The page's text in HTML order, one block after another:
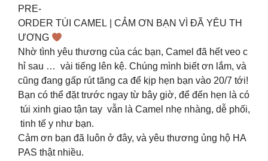
PRE-
ORDER TÚI CAMEL | CẢM ƠN BẠN VÌ ĐÃ YÊU TH
ƯƠNG
Nhờ tình yêu thương của các bạn, Camel đã hết veo c
hỉ sau … vài tiếng lên kệ. Chúng mình biết ơn lắm, và
cũng đang gấp rút tăng ca để kịp hẹn bạn vào 20/7 tới!
Bạn có thể đặt trước ngay từ bây giờ, để đến hẹn là có
túi xinh giao tận tay vẫn là Camel nhẹ nhàng, dễ phối,
tinh tế y như bạn.
Cảm ơn bạn đã luôn ở đây, và yêu thương ủng hộ HA
PAS thật nhiều.